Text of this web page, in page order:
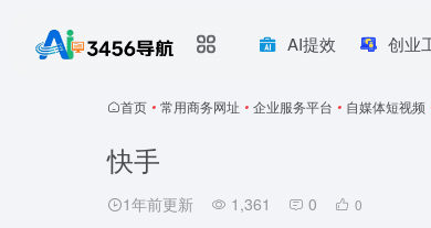
AI提效 创业
首页 • 常用商务网址 • 企业服务平台 • 自媒体短视频
快手
1年前更新 1,361 0 0